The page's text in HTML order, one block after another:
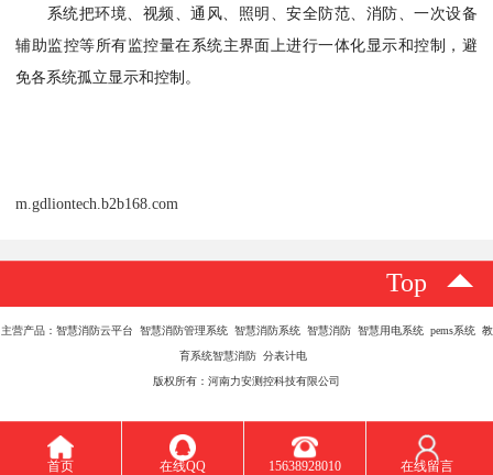
系统把环境、视频、通风、照明、安全防范、消防、一次设备
辅助监控等所有监控量在系统主界面上进行一体化显示和控制，避
免各系统孤立显示和控制。
m.gdliontech.b2b168.com
Top
主营产品：智慧消防云平台 智慧消防管理系统 智慧消防系统 智慧消防 智慧用电系统 pems系统 教
育系统智慧消防 分表计电
版权所有：河南力安测控科技有限公司
首页 在线QQ 15638928010 在线留言